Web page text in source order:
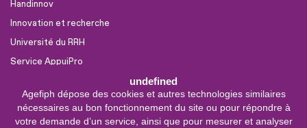
undefined
Agefiph dépose des cookies et autres technologies similaires
nécessaires au bon fonctionnement du site ou pour répondre à
votre demande d’un service, ainsi que pour mesurer et analyser
Handinnov
Innovation et recherche
Université du RRH
Service AppuiPro
Nous suivre
Youtube